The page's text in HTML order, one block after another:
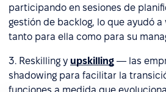
participando en sesiones de
gestión de backlog, lo que ayudó
tanto para ella como para su
3. Reskilling y upskilling — las
shadowing para facilitar la
funciones a medida que